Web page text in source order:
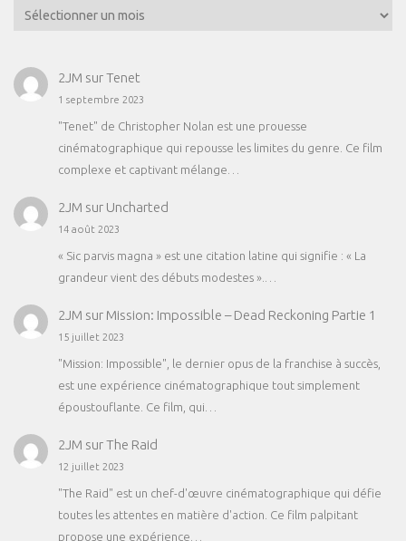
2JM surTenet
1 septembre 2023
"Tenet" de Christopher Nolan est une prouesse
cinématographique qui repousse les limites du genre. Ce film
complexe et captivant mélange…
2JM sur Uncharted
14 août 2023
« Sic parvis magna » est une citation latine qui signifie : « La
grandeur vient des débuts modestes ».…
2JM sur Mission: Impossible – Dead Reckoning Partie 1
15 juillet 2023
"Mission: Impossible", le dernier opus de la franchise à succès,
est une expérience cinématographique tout simplement
époustouflante. Ce film, qui…
2JM surThe Raid
12 juillet 2023
"The Raid" est un chef-d'œuvre cinématographique qui défie
toutes les attentes en matière d'action. Ce film palpitant
propose une expérience…